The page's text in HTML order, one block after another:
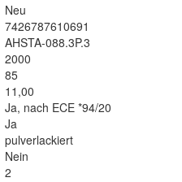
Neu
7426787610691
AHSTA-088.3P.3
2000
85
11,00
Ja, nach ECE *94/20
Ja
pulverlackiert
Nein
2